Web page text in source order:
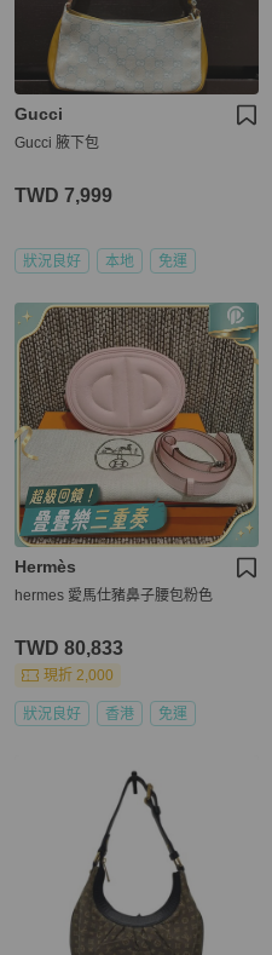
Gucci
Gucci 腋下包
TWD 7,999
狀況良好 本地 免運
Hermès
hermes 愛馬仕豬鼻子腰包粉色
TWD 80,833
現折 2,000
狀況良好 香港 免運